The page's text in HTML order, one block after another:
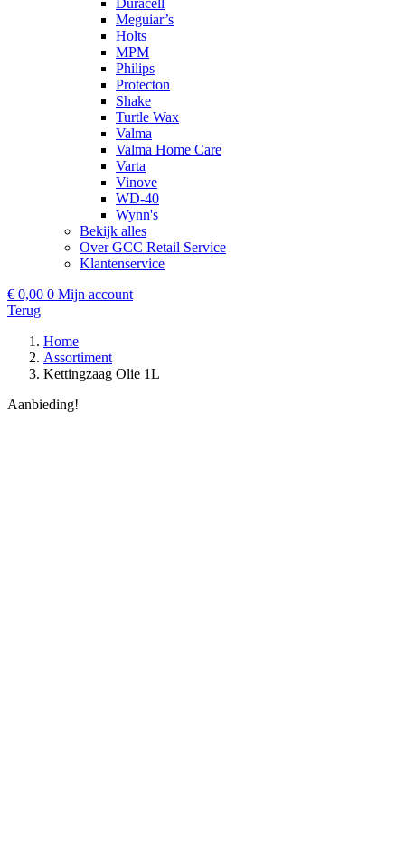
Duracell
Meguiar’s
Holts
MPM
Philips
Protecton
Shake
Turtle Wax
Valma
Valma Home Care
Varta
Vinove
WD-40
Wynn's
Bekijk alles
Over GCC Retail Service
Klantenservice
€ 0,00 0 Mijn account
Terug
Home
Assortiment
Kettingzaag Olie 1L
Aanbieding!